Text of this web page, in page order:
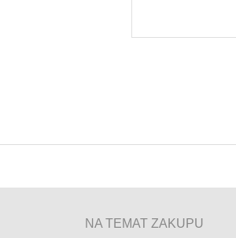
NA TEMAT ZAKUPU